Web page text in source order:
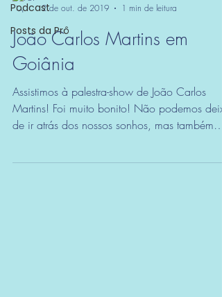
Podcast
Posts da Prô
2 de out. de 2019
1 min de leitura
João Carlos Martins em
Goiânia
Assistimos à palestra-show de João Carlos
Martins! Foi muito bonito! Não podemos
de ir atrás dos nossos sonhos, mas também